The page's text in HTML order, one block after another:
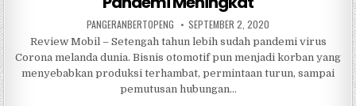
PANGERANBERTOPENG SEPTEMBER 2, 2020
Review Mobil – Setengah tahun lebih sudah pandemi virus
Corona melanda dunia. Bisnis otomotif pun menjadi korban yang
menyebabkan produksi terhambat, permintaan turun, sampai
pemutusan hubungan…